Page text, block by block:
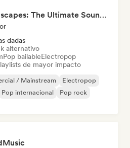
FIFA Soundscapes: The Ultimate Soundtrack ⚽️ Festival Indie, Electropop & Dance Anthems
dadas
alternativo
Pop bailableElectropop
de mayor impacto
/ Mainstream
Electropop
Pop internacional
Pop rock